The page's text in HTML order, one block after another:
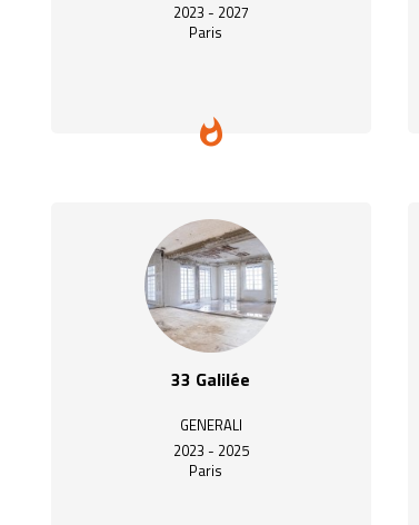
2023 - 2027
Paris
33 Galilée
GENERALI
2023 - 2025
Paris